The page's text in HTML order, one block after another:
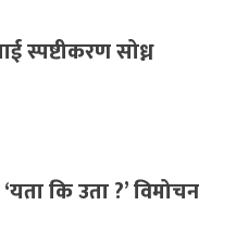
स्पष्टीकरण सोध्न
कि उता ?’ विमोचन